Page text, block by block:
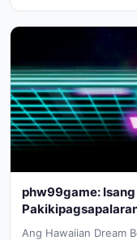
phw99game:
Ang Hawaiian Dream